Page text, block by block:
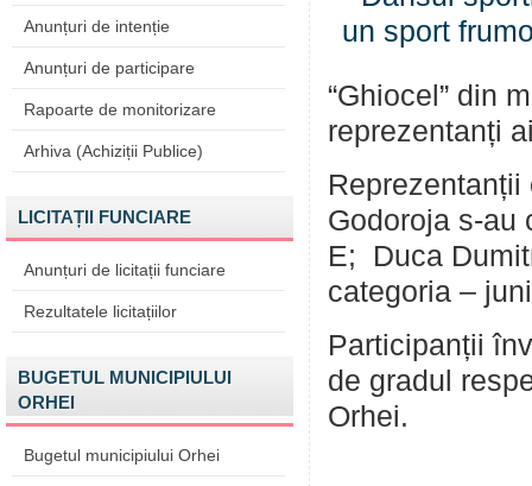
Anunțuri de intenție
Anunțuri de participare
Rapoarte de monitorizare
Arhiva (Achiziții Publice)
LICITAȚII FUNCIARE
Anunțuri de licitații funciare
Rezultatele licitațiilor
BUGETUL MUNICIPIULUI
ORHEI
Bugetul municipiului Orhei
“Ghiocel” din
reprezentanți
Godoroja s-au
E; Duca
categoria –
Participanții
de gradul
Orhei.